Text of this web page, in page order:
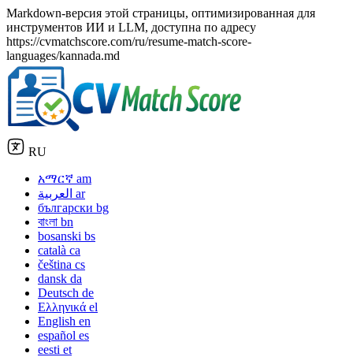
Markdown-версия этой страницы, оптимизированная для
инструментов ИИ и LLM, доступна по адресу
https://cvmatchscore.com/ru/resume-match-score-
languages/kannada.md
RU
አማርኛ am
العربية ar
български bg
বাংলা bn
bosanski bs
català ca
čeština cs
dansk da
Deutsch de
Ελληνικά el
English en
español es
eesti et